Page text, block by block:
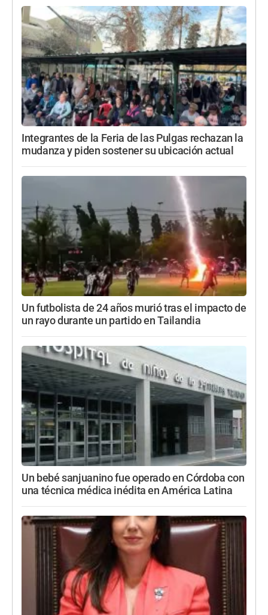
Integrantes de la Feria de las Pulgas rechazan la
mudanza y piden sostener su ubicación actual
Un futbolista de 24 años murió tras el impacto de
un rayo durante un partido en Tailandia
Un bebé sanjuanino fue operado en Córdoba con
una técnica médica inédita en América Latina